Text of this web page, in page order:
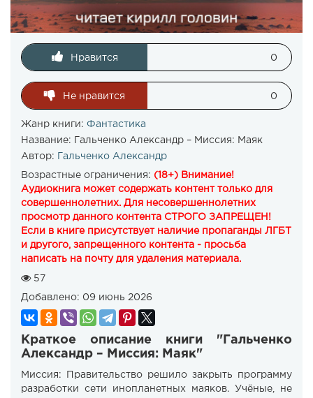
Нравится 0
Не нравится 0
Жанр книги: Фантастика
Название: Гальченко Александр – Миссия: Маяк
Автор:
Гальченко Александр
Возрастные ограничения: (18+) Внимание!
Аудиокнига может содержать контент только для
совершеннолетних. Для несовершеннолетних
просмотр данного контента СТРОГО ЗАПРЕЩЕН!
Если в книге присутствует наличие пропаганды ЛГБТ
и другого, запрещенного контента - просьба
написать на почту для удаления материала.
57
Добавлено: 09 июнь 2026
Краткое описание книги "Гальченко
Александр – Миссия: Маяк"
Миссия: Правительство решило закрыть программу
разработки сети инопланетных маяков. Учёные, не